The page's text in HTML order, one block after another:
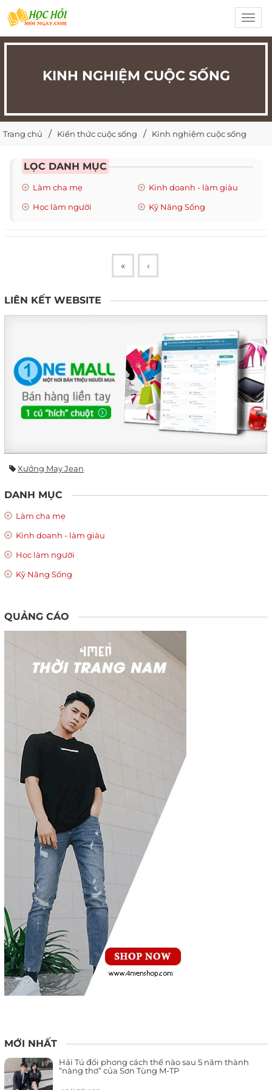
KINH NGHIỆM CUỘC SỐNG
Trang chủ Kiến thức cuộc sống Kinh nghiệm cuộc sống
LỌC DANH MỤC
Làm cha mẹ
Kinh doanh - làm giàu
Học làm người
Kỹ Năng Sống
« ‹
LIÊN KẾT WEBSITE
Xưởng May Jean
DANH MỤC
Làm cha mẹ
Kinh doanh - làm giàu
Học làm người
Kỹ Năng Sống
QUẢNG CÁO
MỚI NHẤT
Hải Tú đổi phong cách thế nào sau 5 năm thành
“nàng thơ” của Sơn Tùng M-TP